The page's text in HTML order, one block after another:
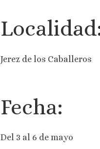
Jerez de los Caballeros
Fecha:
Del 3 al 6 de mayo